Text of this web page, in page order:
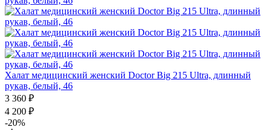
Халат медицинский женский Doctor Big 215 Ultra, длинный
рукав, белый, 46
3 360 ₽
4 200 ₽
-20%